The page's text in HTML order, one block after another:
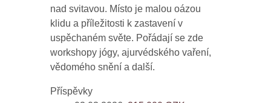
nad svitavou. Místo je malou oázou
klidu a příležitosti k zastavení v
uspěchaném světe. Pořádají se zde
workshopy jógy, ajurvédského vaření,
vědomého snění a další.
Příspěvky